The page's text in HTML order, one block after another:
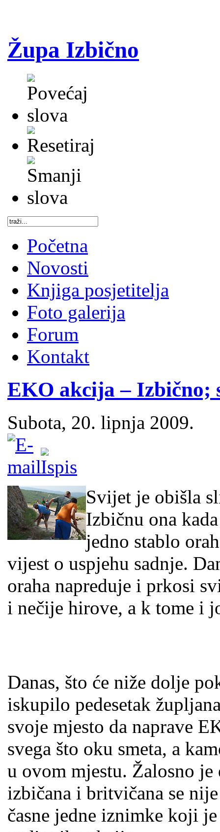
Župa Izbično
Početna
Novosti
Knjiga posjetitelja
Foto galerija
Forum
Kontakt
EKO akcija – Izbično;
Subota, 20. lipnja 2009.
Svijet je obišla
Izbičnu ona
jedno stablo
vijest o uspjehu sadnje.
oraha napreduje i prkosi
i nečije hirove, a k tome i
Danas, što će niže dolje
iskupilo pedesetak
svoje mjesto da naprave
svega što oku smeta, a
u ovom mjestu. Žalosno
izbičana i britvičana se
časne jedne iznimke koji